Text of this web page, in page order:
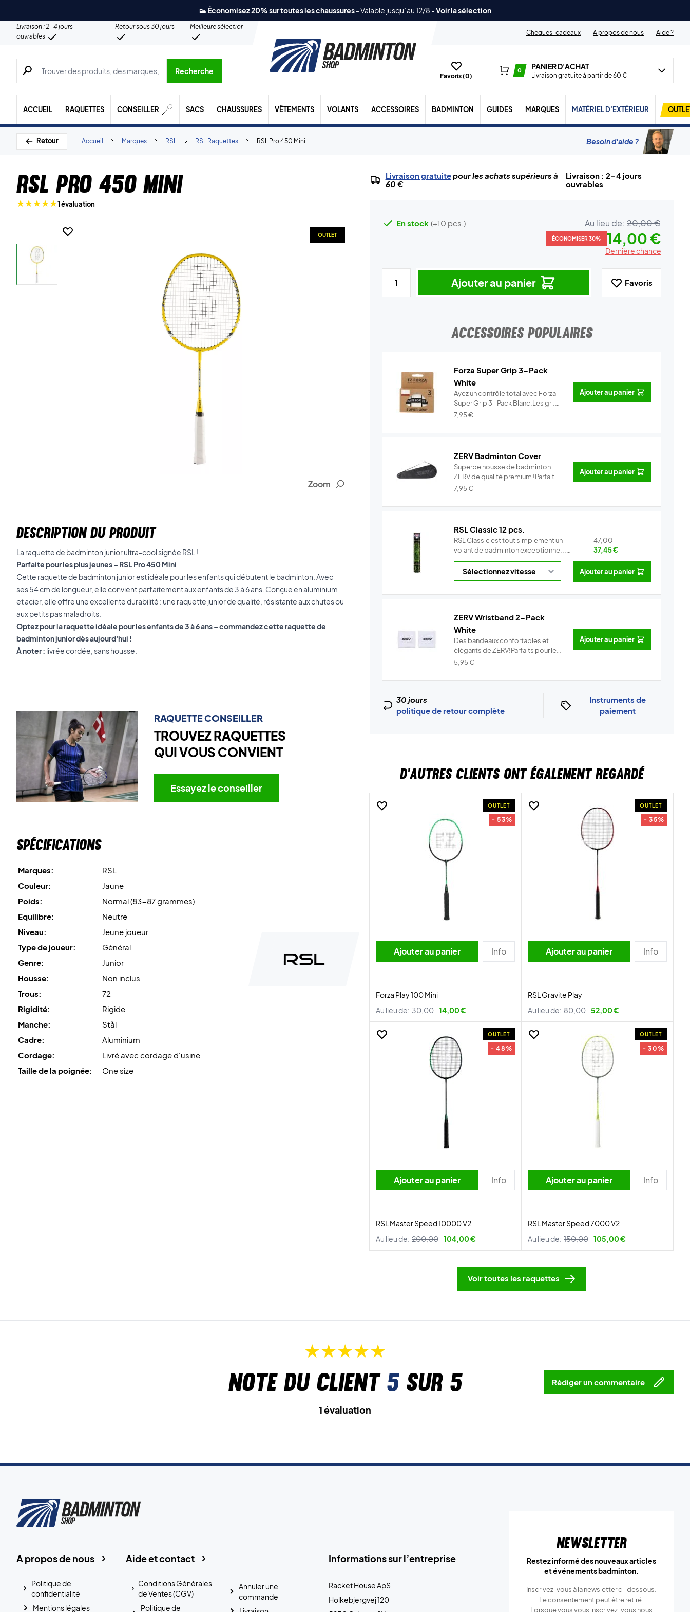
👟 Économisez 20% sur toutes les chaussures-Valable jusqu´au 12/8 -Voir la sélection
Livraison : 2-4 jours
ouvrables
Retour sous 30 jours
Meilleure sélection
Chèques-cadeaux
A propos de nous Aide ?
Recherche de produits, de marques, etc.
Recherche
Favoris (0)
0 PANIER D'ACHAT
Livraison gratuite à partir de 60 €
ACCUEIL RAQUETTES CONSEILLER SACS CHAUSSURES VÊTEMENTS VOLANTS ACCESSOIRES BADMINTON GUIDES MARQUES MATÉRIEL D'EXTÉRIEUR
Retour RSL Pro 450 Mini
RSL Raquettes
RSL
Marques
Accueil Besoin d'aide ?
RSL Pro 450 Mini
1 évaluation
Zoom
OUTLET
DESCRIPTION DU PRODUIT
La raquette de badminton junior ultra-cool signée RSL !
Parfaite pour les plus jeunes – RSL Pro 450 Mini
Cette raquette de badminton junior est idéale pour les enfants qui débutent le badminton. Avec
ses 54 cm de longueur, elle convient parfaitement aux enfants de 3 à 6 ans. Conçue en aluminium
et acier, elle offre une excellente durabilité : une raquette junior de qualité, résistante aux chutes ou
aux petits pas maladroits.
Optez pour la raquette idéale pour les enfants de 3 à 6 ans – commandez cette raquette de
badminton junior dès aujourd'hui !
À noter : livrée cordée, sans housse.
RAQUETTE CONSEILLER
TROUVEZ RAQUETTES
QUI VOUS CONVIENT
Essayez le conseiller
Spécifications
Marques:
RSL
Couleur:
Jaune
Poids:
Normal (83-87 grammes)
Equilibre:
Neutre
Niveau:
Jeune joueur
Type de joueur:
Général
Genre:
Junior
Housse:
Non inclus
Trous:
72
Rigidité:
Rigide
Manche:
Stål
Cadre:
Aluminium
Cordage:
Livré avec cordage d'usine
Taille de la poignée:
One size
Livraison gratuitepour les achats supérieurs à
60 €
Livraison : 2-4 jours
ouvrables
En stock (+10 pcs.) Au lieu de: 20,00 €
ÉCONOMISER 30% 14,00 €
Dernière chance
Ajouter au panier Favoris
ACCESSOIRES POPULAIRES
Forza Super Grip 3-Pack
White
Ayez un contrôle total avec Forza
Super Grip 3-Pack Blanc.Les gri...
Info
7,95€
Ajouter au panier
ZERV Badminton Cover
Superbe housse de badminton
ZERV de qualité premium !Parfait
pour...
7,95€
Ajouter au panier
RSL Classic 12 pcs.
RSL Classic est tout simplement un
volant de badminton exceptionne...
Info
47,00
37,45€
Ajouter au panier
ZERV Wristband 2-Pack
White
Des bandeaux confortables et
élégants de ZERV!Parfaits pour le
t...
Info
5,95€
Ajouter au panier
30 jours
politique de retour complète
Instruments de
paiement
D'AUTRES CLIENTS ONT ÉGALEMENT REGARDÉ
OUTLET
- 53%
Ajouter au panier Info
Forza Play 100 Mini
Au lieu de: 30,00 14,00 €
OUTLET
- 35%
Ajouter au panier Info
RSL Gravite Play
Au lieu de: 80,00 52,00 €
OUTLET
- 48%
Ajouter au panier Info
RSL Master Speed 10000 V2
Au lieu de: 200,00 104,00 €
OUTLET
- 30%
Ajouter au panier Info
RSL Master Speed 7000 V2
Au lieu de: 150,00 105,00 €
Voir toutes les raquettes
Note du client 5sur 5 Rédiger un commentaire
1 évaluation
Informations sur l’entreprise
Racket House ApS
Holkebjergvej 120
Aide et contact
Conditions Générales
de Ventes (CGV)
Politique de
Annuler une
commande
A propos de nous
Politique de
confidentialité
Mentions légales
Newsletter
Restez informé des nouveaux articles
et événements badminton.
Inscrivez-vous à la newsletter ci-dessous.
Le consentement peut être retiré.
Lorsque vous vous inscrivez, vous nous